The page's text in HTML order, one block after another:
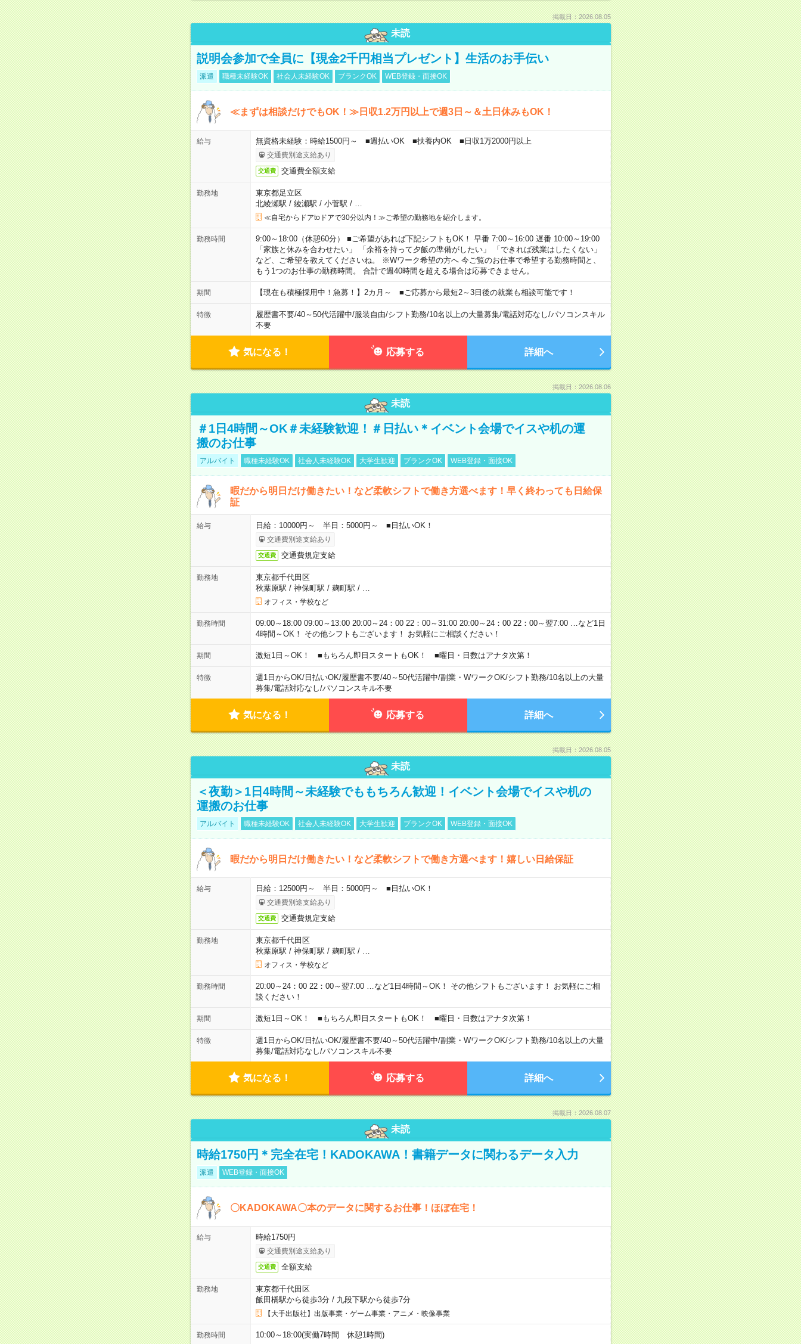
掲載日：2026.08.05
未読
説明会参加で全員に【現金2千円相当プレゼント】生活のお手伝い
派遣 職種未経験OK 社会人未経験OK ブランクOK WEB登録・面接OK
≪まずは相談だけでもOK！≫日収1.2万円以上で週3日～＆土日休みもOK！
給与 無資格未経験：時給1500円～ ■週払いOK ■扶養内OK ■日収1万2000円以上
交通費別途支給あり
交通費 交通費全額支給
勤務地
東京都足立区
北綾瀬駅 / 綾瀬駅 / 小菅駅 /
≪自宅からドアtoドアで30分以内！≫ご希望の勤務地を紹介します。
勤務時間
9:00～18:00（休憩60分） ■ご希望があれば下記シフトもOK！ 早番 7:00～16:00 遅番 10:00～19:00
「家族と休みを合わせたい」 「余裕を持って夕飯の準備がしたい」 「できれば残業はしたくない」
など、ご希望を教えてくださいね。 ※Wワーク希望の方へ 今ご覧のお仕事で希望する勤務時間と、
もう1つのお仕事の勤務時間。 合計で週40時間を超える場合は応募できません。
期間 【現在も積極採用中！急募！】2カ月～ ■ご応募から最短2～3日後の就業も相談可能です！
特徴 履歴書不要/40～50代活躍中/服装自由/シフト勤務/10名以上の大量募集/電話対応なし/パソコンスキル
不要
気になる！ 応募する 詳細へ
掲載日：2026.08.06
未読
＃1日4時間～OK＃未経験歓迎！＃日払い＊イベント会場でイスや机の運
搬のお仕事
アルバイト 職種未経験OK 社会人未経験OK 大学生歓迎 ブランクOK WEB登録・面接OK
暇だから明日だけ働きたい！など柔軟シフトで働き方選べます！早く終わっても日給保
証
給与 日給：10000円～ 半日：5000円～ ■日払いOK！
交通費別途支給あり
交通費 交通費規定支給
勤務地
東京都千代田区
秋葉原駅 / 神保町駅 / 麹町駅 /
オフィス・学校など
勤務時間
09:00～18:00 09:00～13:00 20:00～24：00 22：00～31:00 20:00～24：00 22：00～翌7:00 …など1日
4時間～OK！ その他シフトもございます！ お気軽にご相談ください！
期間 激短1日～OK！ ■もちろん即日スタートもOK！ ■曜日・日数はアナタ次第！
特徴 週1日からOK/日払いOK/履歴書不要/40～50代活躍中/副業・WワークOK/シフト勤務/10名以上の大量
募集/電話対応なし/パソコンスキル不要
気になる！ 応募する 詳細へ
掲載日：2026.08.05
未読
＜夜勤＞1日4時間～未経験でももちろん歓迎！イベント会場でイスや机の
運搬のお仕事
アルバイト 職種未経験OK 社会人未経験OK 大学生歓迎 ブランクOK WEB登録・面接OK
暇だから明日だけ働きたい！など柔軟シフトで働き方選べます！嬉しい日給保証
給与 日給：12500円～ 半日：5000円～ ■日払いOK！
交通費別途支給あり
交通費 交通費規定支給
勤務地
東京都千代田区
秋葉原駅 / 神保町駅 / 麹町駅 /
オフィス・学校など
勤務時間
20:00～24：00 22：00～翌7:00 …など1日4時間～OK！ その他シフトもございます！ お気軽にご相
談ください！
期間 激短1日～OK！ ■もちろん即日スタートもOK！ ■曜日・日数はアナタ次第！
特徴 週1日からOK/日払いOK/履歴書不要/40～50代活躍中/副業・WワークOK/シフト勤務/10名以上の大量
募集/電話対応なし/パソコンスキル不要
気になる！ 応募する 詳細へ
掲載日：2026.08.07
未読
時給1750円＊完全在宅！KADOKAWA！書籍データに関わるデータ入力
派遣 WEB登録・面接OK
〇KADOKAWA〇本のデータに関するお仕事！ほぼ在宅！
給与 時給1750円
交通費別途支給あり
交通費 全額支給
勤務地
東京都千代田区
飯田橋駅から徒歩3分/ 九段下駅から徒歩7分
【大手出版社】出版事業・ゲーム事業・アニメ・映像事業
勤務時間 10:00～18:00(実働7時間 休憩1時間)